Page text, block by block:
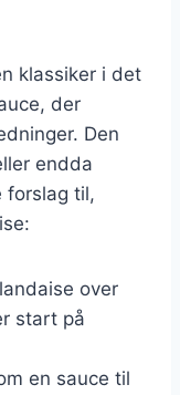
klassiker i det
der
Den
endda
forslag til,
over
start på
en sauce til